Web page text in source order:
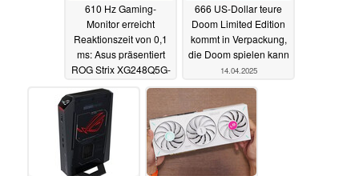
610 Hz Gaming-
Monitor erreicht
Reaktionszeit von 0,1
ms: Asus präsentiert
ROG Strix XG248Q5G-
666 US-Dollar teure
Doom Limited Edition
kommt in Verpackung,
die Doom spielen kann
14.04.2025